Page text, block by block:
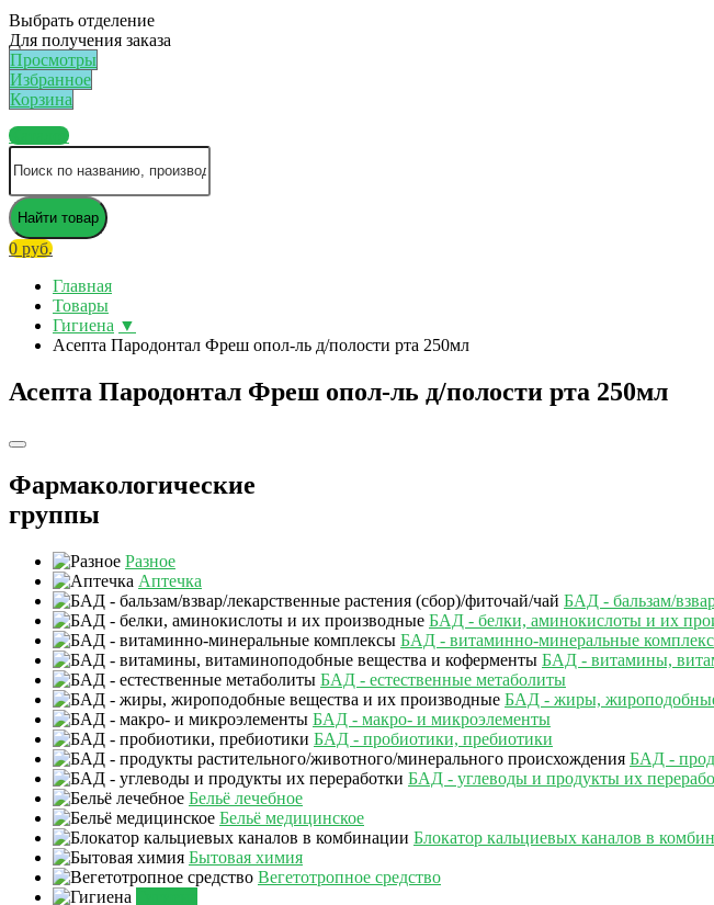
Выбрать отделение
Для получения заказа
Просмотры
Избранное
Корзина
Каталог
Найти товар
0 руб.
Главная
Товары
Гигиена ▼
Асепта Пародонтал Фреш опол-ль д/полости рта 250мл
Асепта Пародонтал Фреш опол-ль д/полости рта 250мл
Фармакологические
группы
Разное
Аптечка
БАД - бальзам/
БАД - белки, аминокислоты и их
БАД - витаминно-минеральные
БАД - витамины,
БАД - естественные метаболиты
БАД - жиры,
БАД - макро- и микроэлементы
БАД - пробиотики, пребиотики
БАД -
БАД - углеводы и продукты их
Бельё лечебное
Бельё медицинское
Блокатор кальциевых каналов в
Бытовая химия
Вегетотропное средство